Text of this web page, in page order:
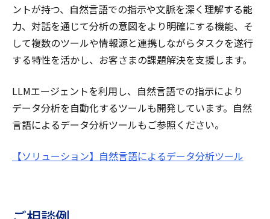
ントが持つ、自然言語での指示や文脈を深く理解する能
力、対話を通じて分析の意図をより明確にする機能、そ
して複数のツールや情報源と連携しながらタスクを遂行
する特性を活かし、お客さまの課題解決を支援します。
LLMエージェントを利用し、自然言語での指示により
データ分析を自動化するツールも開発しています。自然
言語によるデータ分析ツールもご参照ください。
【ソリューション】自然言語によるデータ分析ツール